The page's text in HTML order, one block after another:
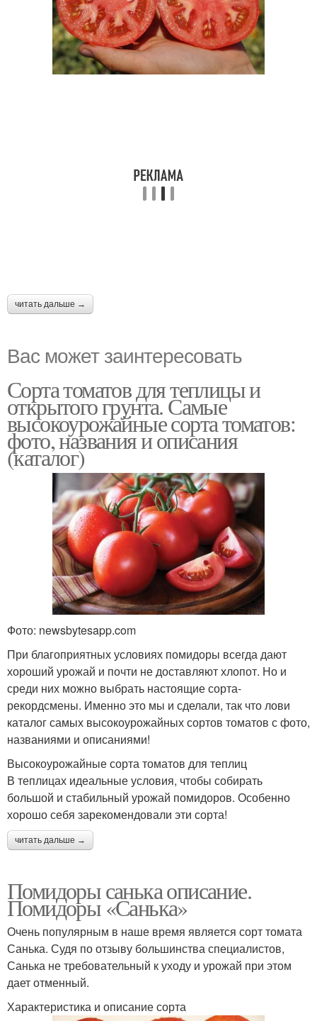
читать дальше →
Вас может заинтересовать
Сорта томатов для теплицы и
открытого грунта. Самые
высокоурожайные сорта томатов:
фото, названия и описания
(каталог)
Фото: newsbytesapp.com
При благоприятных условиях помидоры всегда дают
хороший урожай и почти не доставляют хлопот. Но и
среди них можно выбрать настоящие сорта-
рекордсмены. Именно это мы и сделали, так что лови
каталог самых высокоурожайных сортов томатов с фото,
названиями и описаниями!
Высокоурожайные сорта томатов для теплиц
В теплицах идеальные условия, чтобы собирать
большой и стабильный урожай помидоров. Особенно
хорошо себя зарекомендовали эти сорта!
читать дальше →
Помидоры санька описание.
Помидоры «Санька»
Очень популярным в наше время является сорт томата
Санька. Судя по отзыву большинства специалистов,
Санька не требовательный к уходу и урожай при этом
дает отменный.
Характеристика и описание сорта